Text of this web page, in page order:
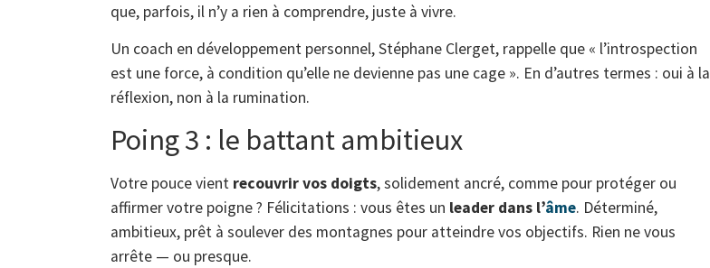
que, parfois, il n’y a rien à comprendre, juste à vivre.
Un coach en développement personnel, Stéphane Clerget, rappelle que « l’introspection
est une force, à condition qu’elle ne devienne pas une cage ». En d’autres termes : oui à la
réflexion, non à la rumination.
Poing 3 : le battant ambitieux
Votre pouce vient recouvrir vos doigts, solidement ancré, comme pour protéger ou
affirmer votre poigne ? Félicitations : vous êtes un leader dans l’âme. Déterminé,
ambitieux, prêt à soulever des montagnes pour atteindre vos objectifs. Rien ne vous
arrête — ou presque.